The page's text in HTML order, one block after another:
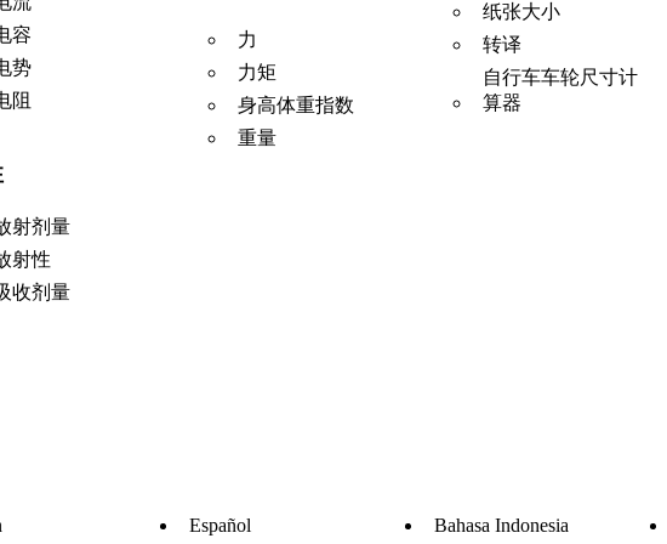
容
势
阻
射剂量
射性
收剂量
力
力矩
身高体重指数
重量
纸张大小
转译
自行车车轮尺寸计
算器
Español
Bahasa Indonesia